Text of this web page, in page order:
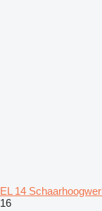
EL 14
16